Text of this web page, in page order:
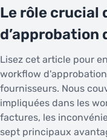
Le rôle crucial
d’approbation
Lisez cet article pour
workflow
fournisseurs. Nous
impliquées dans les
factures, les
sept principaux